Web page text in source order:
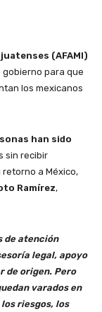
(AFAMI)
para que
los mexicanos
han sido
sin recibir
a México,
Ramírez,
de atención
legal, apoyo
de origen. Pero
varados en
riesgos, los